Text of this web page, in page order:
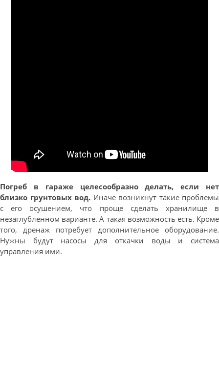
Погреб в гараже целесообразно делать, если нет
близко грунтовых вод. Иначе возникнут такие проблемы
с его осушением, что проще сделать хранилище в
незаглубленном варианте. А такая возможность есть. Кроме
того, дренаж потребует дополнительное оборудование.
Нужны будут насосы для откачки воды и система
управления ими.